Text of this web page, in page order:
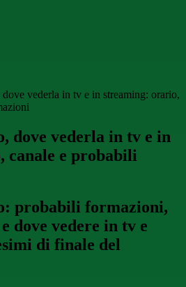
vederla in tv e in streaming: orario,
dove vederla in tv e in
canale e probabili
probabili formazioni,
dove vedere in tv e
di finale del